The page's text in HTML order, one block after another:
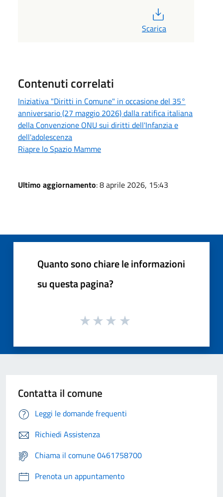
Scarica
Contenuti correlati
Iniziativa "Diritti in Comune" in occasione del 35°
anniversario (27 maggio 2026) dalla ratifica italiana
della Convenzione ONU sui diritti dell'Infanzia e
dell'adolescenza
Riapre lo Spazio Mamme
Ultimo aggiornamento: 8 aprile 2026, 15:43
Quanto sono chiare le informazioni
su questa pagina?
Contatta il comune
Leggi le domande frequenti
Richiedi Assistenza
Chiama il comune 0461758700
Prenota un appuntamento